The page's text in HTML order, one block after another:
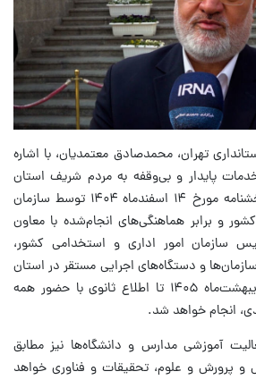
تهران، محمدصادق معتمدیان، با اشاره
پایدار و بی‌وقفه به مردم شریف استان
تهران، اظهار کرد: پیرو بخشنامه مورخ ۱۴ اسفندماه ۱۴۰۴ توسط سازمان
و برابر هماهنگی‌های انجام‌شده با معاون
سازمان امور اداری و استخدامی کشور،
سازمان‌ها و دستگاه‌های اجرایی مستقر در استان
تهران از روز شنبه ۱۹ اردیبهشت‌ماه ۱۴۰۵ تا اطلاع ثانوی با حضور همه
آموزشی مدارس و دانشگاه‌ها نیز مطابق
و پرورش و علوم، تحقیقات و فناوری خواهد